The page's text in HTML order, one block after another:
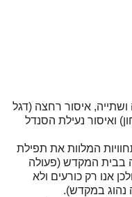
ושתייה, איסור רחצה (דגל
ואיסור נעילת הסנדל
המלוות את תפילת
בבית המקדש (פעולה
אנו רק כורעים ולא
נהוג במקדש).